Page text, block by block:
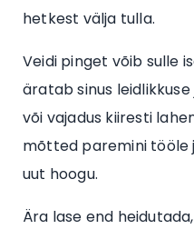
hetkest välja tulla.
Veidi pinget võib sulle
äratab sinus
või vajadus kiiresti
mõtted paremini tööle
uut hoogu.
Ära lase end